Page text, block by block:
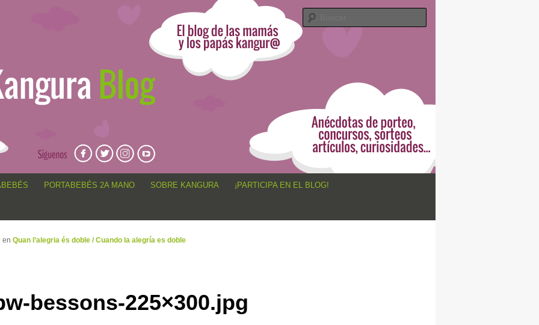
anécdotas de porteo, sorteos, concursos, artículos,
PORTABEBÉS 2A MANO SOBRE KANGURA ¡PARTICIPA EN EL BLOG!
bessons-225×300.jpg
en Quan l’alegria és doble / Cuando la alegría es doble